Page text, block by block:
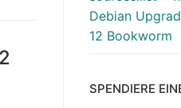
Debian
12 Bookworm
SPENDIERE